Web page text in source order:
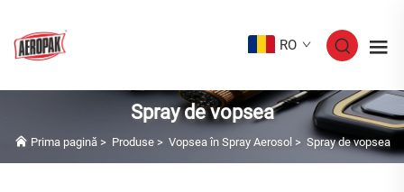
RO
Spray de vopsea
Prima pagină> Produse> Vopsea în Spray Aerosol > Spray de vopsea